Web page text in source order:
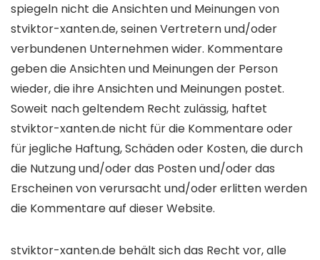
spiegeln nicht die Ansichten und Meinungen von
stviktor-xanten.de, seinen Vertretern und/oder
verbundenen Unternehmen wider. Kommentare
geben die Ansichten und Meinungen der Person
wieder, die ihre Ansichten und Meinungen postet.
Soweit nach geltendem Recht zulässig, haftet
stviktor-xanten.de nicht für die Kommentare oder
für jegliche Haftung, Schäden oder Kosten, die durch
die Nutzung und/oder das Posten und/oder das
Erscheinen von verursacht und/oder erlitten werden
die Kommentare auf dieser Website.
stviktor-xanten.de behält sich das Recht vor, alle